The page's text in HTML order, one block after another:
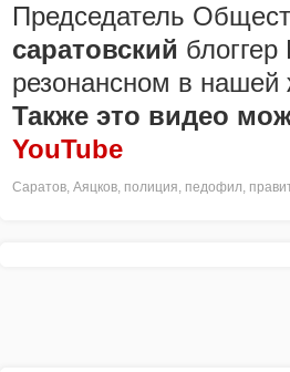
Председатель
саратовский
резонансном в нашей
Также это видео
YouTube
Саратов, Аяцков, полиция, педофил,